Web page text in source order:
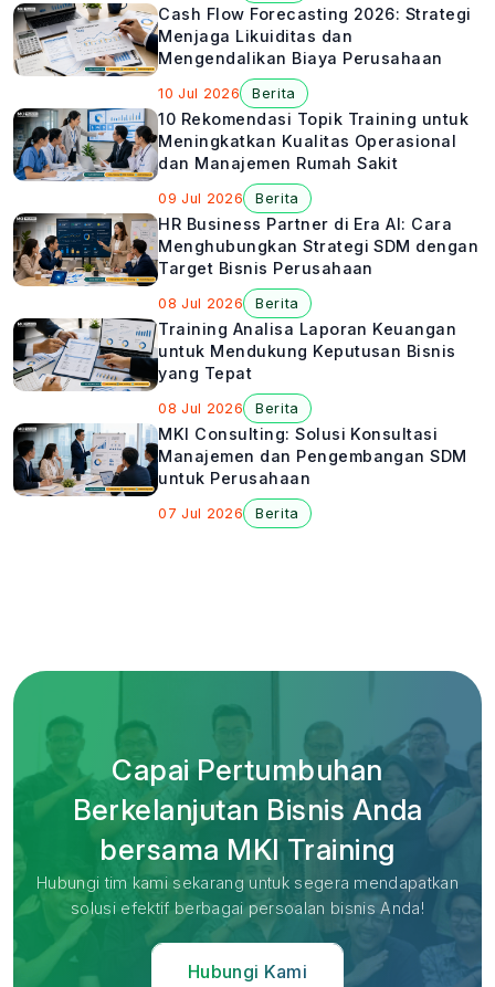
Cash Flow Forecasting 2026: Strategi
Menjaga Likuiditas dan
Mengendalikan Biaya Perusahaan
10 Jul 2026 Berita
10 Rekomendasi Topik Training untuk
Meningkatkan Kualitas Operasional
dan Manajemen Rumah Sakit
09 Jul 2026 Berita
HR Business Partner di Era AI: Cara
Menghubungkan Strategi SDM dengan
Target Bisnis Perusahaan
08 Jul 2026 Berita
Training Analisa Laporan Keuangan
untuk Mendukung Keputusan Bisnis
yang Tepat
08 Jul 2026 Berita
MKI Consulting: Solusi Konsultasi
Manajemen dan Pengembangan SDM
untuk Perusahaan
07 Jul 2026 Berita
Capai Pertumbuhan
Berkelanjutan Bisnis Anda
bersama MKI Training
Hubungi tim kami sekarang untuk segera mendapatkan
solusi efektif berbagai persoalan bisnis Anda!
Hubungi Kami